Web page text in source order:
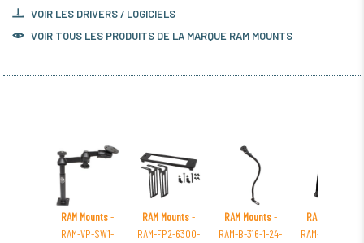
VOIR LES DRIVERS / LOGICIELS
VOIR TOUS LES PRODUITS DE LA MARQUE RAM MOUNTS
RAM Mounts-
RAM-VP-SW1-
RAM Mounts-
RAM-FP2-6300-
RAM Mounts-
RAM-B-316-1-24-
RAM Mounts
RAM-B-177-LO3U